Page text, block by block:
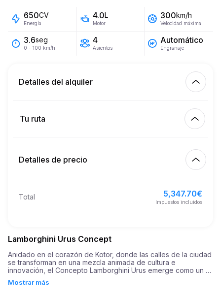
650CV
Energía
4.0L
Motor
300km/h
Velocidad máxima
3.6seg
0 - 100 km/h
4
Asientos
Automático
Engranaje
Detalles del alquiler
450.00
21
10,000.00 €
Tu ruta
Terminar
Detalles de precio
Total 5,347.70€
Impuestos incluidos
Lamborghini Urus Concept
Anidado en el corazón de Kotor, donde las calles de la ciudad
se transforman en una mezcla animada de cultura e
innovación, el Concepto Lamborghini Urus emerge como un
combinación de un diseño sorprendente y tecnología de
Mostrar más